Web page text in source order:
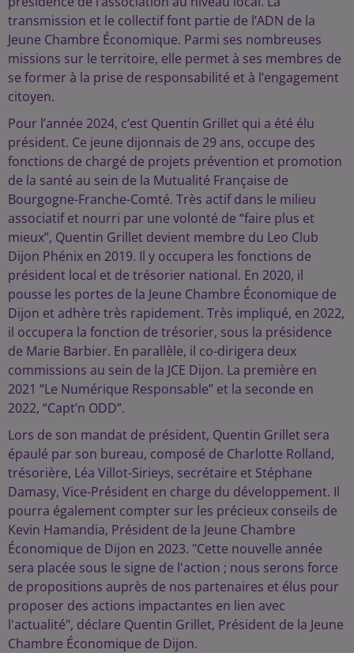
transmission et le collectif font partie de l’ADN de la
Jeune Chambre Économique. Parmi ses nombreuses
missions sur le territoire, elle permet à ses membres de
se former à la prise de responsabilité et à l’engagement
citoyen.
Pour l’année 2024, c’est Quentin Grillet qui a été élu
président. Ce jeune dijonnais de 29 ans, occupe des
fonctions de chargé de projets prévention et promotion
de la santé au sein de la Mutualité Française de
Bourgogne-Franche-Comté. Très actif dans le milieu
associatif et nourri par une volonté de “faire plus et
mieux”, Quentin Grillet devient membre du Leo Club
Dijon Phénix en 2019. Il y occupera les fonctions de
président local et de trésorier national. En 2020, il
pousse les portes de la Jeune Chambre Économique de
Dijon et adhère très rapidement. Très impliqué, en 2022,
il occupera la fonction de trésorier, sous la présidence
de Marie Barbier. En parallèle, il co-dirigera deux
commissions au sein de la JCE Dijon. La première en
2021 “Le Numérique Responsable” et la seconde en
2022, “Capt’n ODD”.
Lors de son mandat de président, Quentin Grillet sera
épaulé par son bureau, composé de Charlotte Rolland,
trésorière, Léa Villot-Sirieys, secrétaire et Stéphane
Damasy, Vice-Président en charge du développement. Il
pourra également compter sur les précieux conseils de
Kevin Hamandia, Président de la Jeune Chambre
Économique de Dijon en 2023. "Cette nouvelle année
sera placée sous le signe de l'action ; nous serons force
de propositions auprès de nos partenaires et élus pour
proposer des actions impactantes en lien avec
l'actualité", déclare Quentin Grillet, Président de la Jeune
Chambre Économique de Dijon.